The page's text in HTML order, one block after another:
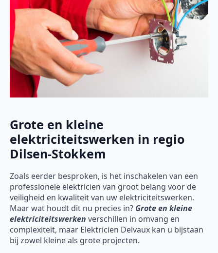
Grote en kleine
elektriciteitswerken in regio
Dilsen-Stokkem
Zoals eerder besproken, is het inschakelen van een
professionele elektricien van groot belang voor de
veiligheid en kwaliteit van uw elektriciteitswerken.
Maar wat houdt dit nu precies in? Grote en kleine
elektriciteitswerken verschillen in omvang en
complexiteit, maar Elektricien Delvaux kan u bijstaan
bij zowel kleine als grote projecten.